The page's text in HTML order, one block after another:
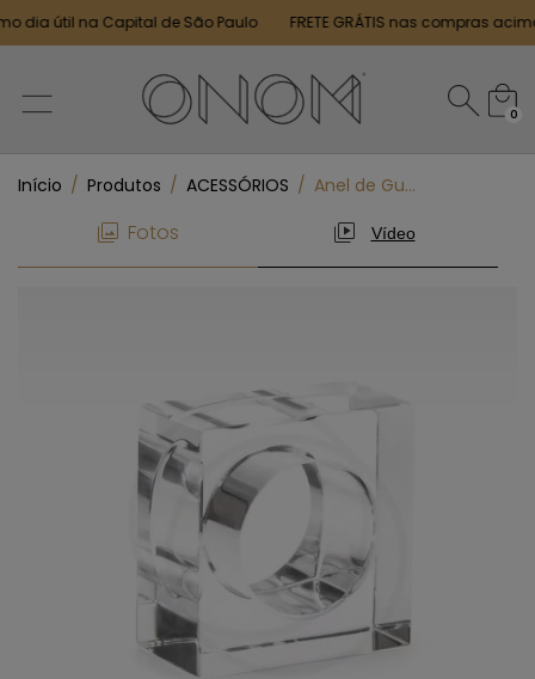
útil na Capital de São Paulo FRETE GRÁTIS nas compras acima
0
Início / Produtos / ACESSÓRIOS / Anel de Guardanapo
Fotos Vídeo